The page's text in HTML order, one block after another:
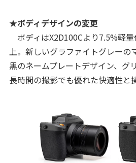
★ボディデザインの変更
ボディはX2D100Cより7.5%軽
上。新しいグラファイトグレーの
黒のネームプレートデザイン、グ
長時間の撮影でも優れた快適性と